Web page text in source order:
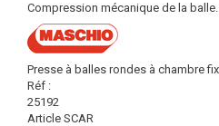
Compression mécanique de la
Presse à balles rondes à chambre
Réf :
25192
Article SCAR